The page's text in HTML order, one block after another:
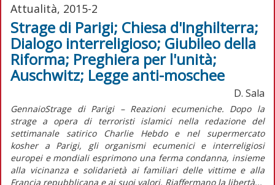
Attualità, 2015-2
Strage di Parigi; Chiesa d'Inghilterra;
Dialogo interreligioso; Giubileo della
Riforma; Preghiera per l'unità;
Auschwitz; Legge anti-moschee
D. Sala
GennaioStrage di Parigi – Reazioni ecumeniche. Dopo la
strage a opera di terroristi islamici nella redazione del
settimanale satirico Charlie Hebdo e nel supermercato
kosher a Parigi, gli organismi ecumenici e interreligiosi
europei e mondiali esprimono una ferma condanna, insieme
alla vicinanza e solidarietà ai familiari delle vittime e alla
Francia repubblicana e ai suoi valori. Riaffermano la libertà...